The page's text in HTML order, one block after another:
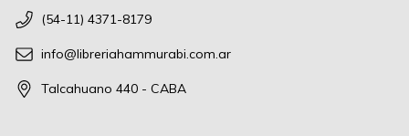
(54-11) 4371-8179
info@libreriahammurabi.com.ar
Talcahuano 440 - CABA